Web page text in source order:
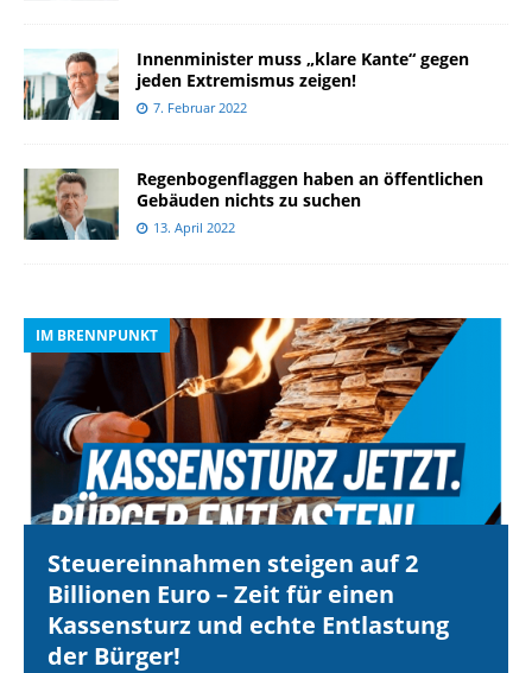
Innenminister muss „klare Kante“ gegen
jeden Extremismus zeigen!
7. Februar 2022
Regenbogenflaggen haben an öffentlichen
Gebäuden nichts zu suchen
13. April 2022
IM BRENNPUNKT
Steuereinnahmen steigen auf 2
Billionen Euro – Zeit für einen
Kassensturz und echte Entlastung
der Bürger!